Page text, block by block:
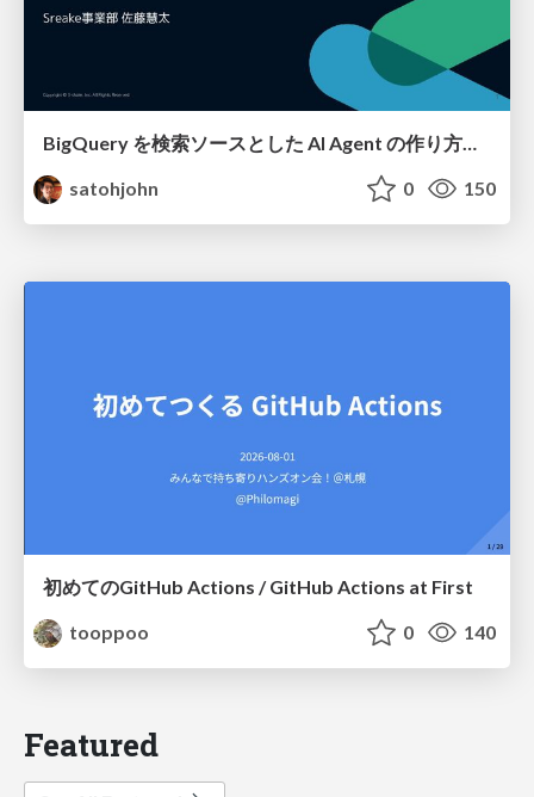
satohjohn
0 150
初めてのGitHub Actions / GitHub Actions at First
tooppoo
0 140
Featured